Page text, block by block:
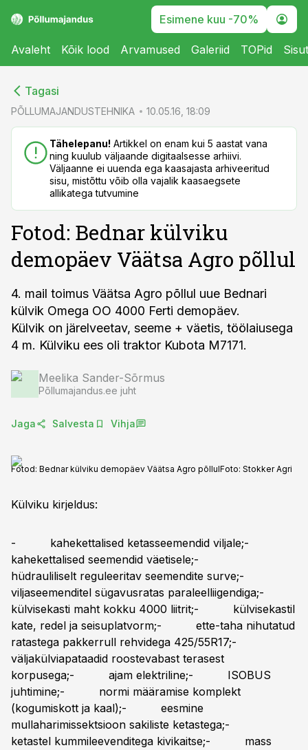
Esimene kuu -70%
Avaleht Kõik lood Arvamused Galeriid TOPid
Tagasi
PÕLLUMAJANDUSTEHNIKA 10.05.16, 18:09
Tähelepanu! Artikkel on enam kui 5 aastat vana
ning kuulub väljaande digitaalsesse arhiivi.
Väljaanne ei uuenda ega kaasajasta arhiveeritud
sisu, mistõttu võib olla vajalik kaasaegsete
allikatega tutvumine
Fotod: Bednar külviku
demopäev Väätsa Agro põllul
4. mail toimus Väätsa Agro põllul uue Bednari
külvik Omega OO 4000 Ferti demopäev.
Külvik on järelveetav, seeme + väetis, töölaiusega
Meelika Sander-Sõrmus
Põllumajandus.ee juht
Jaga Salvesta Vihja
Fotod: Bednar külviku demopäev Väätsa Agro põllulFoto: Stokker Agri
Külviku kirjeldus:
- kahekettalised ketasseemendid viljale;-
kahekettalised seemendid väetisele;-
hüdrauliliselt reguleeritav seemendite surve;-
viljaseemenditel sügavusratas paraleelliigendiga;-
külvisekasti maht kokku 4000 liitrit;- külvisekastil
kate, redel ja seisuplatvorm;- ette-taha nihutatud
ratastega pakkerrull rehvidega 425/55R17;-
väljakülviapataadid roostevabast terasest
korpusega;- ajam elektriline;- ISOBUS
juhtimine;- normi määramise komplekt
(kogumiskott ja kaal);- eesmine
mullaharimissektsioon sakiliste ketastega;-
ketastel kummileevenditega kivikaitse;- mass